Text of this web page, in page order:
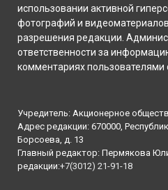
использовании активной
фотографий и
разрешения редакции.
ответственности за
комментариях пользователями
Учредитель: Акционерное
Адрес редакции: 670000,
Борсоева, д. 13
Главный редактор: Пермякова
редакции:+7(3012) 21-91-18